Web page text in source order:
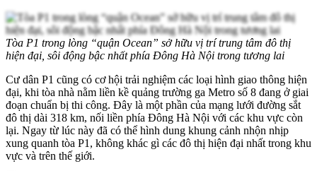
Tòa P1 trong lòng “quận Ocean” sở hữu vị trí trung tâm đô thị
hiện đại, sôi động bậc nhất phía Đông Hà Nội trong tương lai
Cư dân P1 cũng có cơ hội trải nghiệm các loại hình giao thông hiện
đại, khi tòa nhà nằm liền kề quảng trường ga Metro số 8 đang ở giai
đoạn chuẩn bị thi công. Đây là một phần của mạng lưới đường sắt
đô thị dài 318 km, nối liền phía Đông Hà Nội với các khu vực còn
lại. Ngay từ lúc này đã có thể hình dung khung cảnh nhộn nhịp
xung quanh tòa P1, không khác gì các đô thị hiện đại nhất trong khu
vực và trên thế giới.